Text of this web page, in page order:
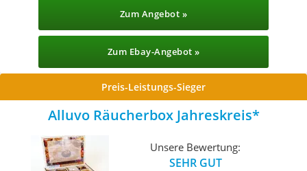
Zum Angebot »
Zum Ebay-Angebot »
Preis-Leistungs-Sieger
Alluvo Räucherbox Jahreskreis
Unsere Bewertung:
SEHR GUT